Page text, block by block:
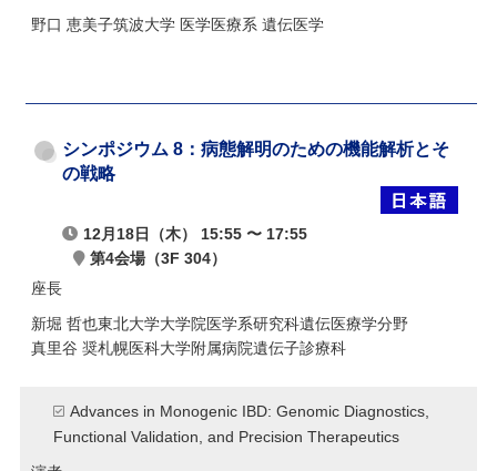
野口 恵美子筑波大学 医学医療系 遺伝医学
シンポジウム 8：病態解明のための機能解析とそ
の戦略
12月18日（木） 15:55 〜 17:55
第4会場（3F 304）
座長
新堀 哲也東北大学大学院医学系研究科遺伝医療学分野
真里谷 奨札幌医科大学附属病院遺伝子診療科
Advances in Monogenic IBD: Genomic Diagnostics,
Functional Validation, and Precision Therapeutics